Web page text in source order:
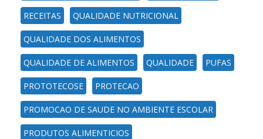
RECEITAS QUALIDADE NUTRICIONAL
QUALIDADE DOS ALIMENTOS
QUALIDADE DE ALIMENTOS QUALIDADE PUFAS
PROTOTECOSE PROTECAO
PROMOCAO DE SAUDE NO AMBIENTE ESCOLAR
PRODUTOS ALIMENTICIOS